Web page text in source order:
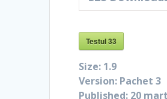
Testul 33
Size: 1.9
Version: Pachet 3
Published: 20